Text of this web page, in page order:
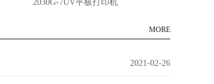
2030G-7UV平板打印机
MORE
2021-02-26